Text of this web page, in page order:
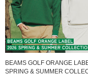
BEAMS GOLF ORANGE
SPRING & SUMMER